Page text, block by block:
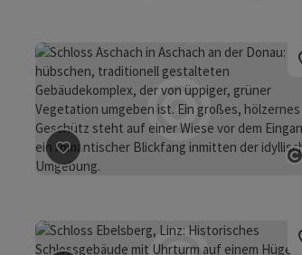
Beitrag merken: Schloss Aschach